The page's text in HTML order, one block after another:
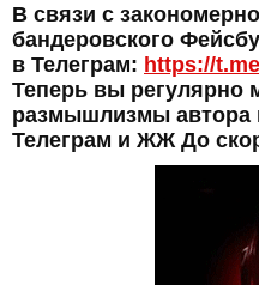
В связи с
бандеровского
в Телеграм: https://
Теперь вы регулярно
размышлизмы автора
Телеграм и ЖЖ До